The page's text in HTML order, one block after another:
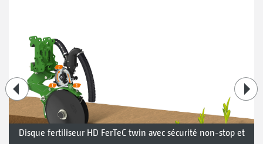
Disque fertiliseur HD FerTeC twin avec sécurité non-stop et